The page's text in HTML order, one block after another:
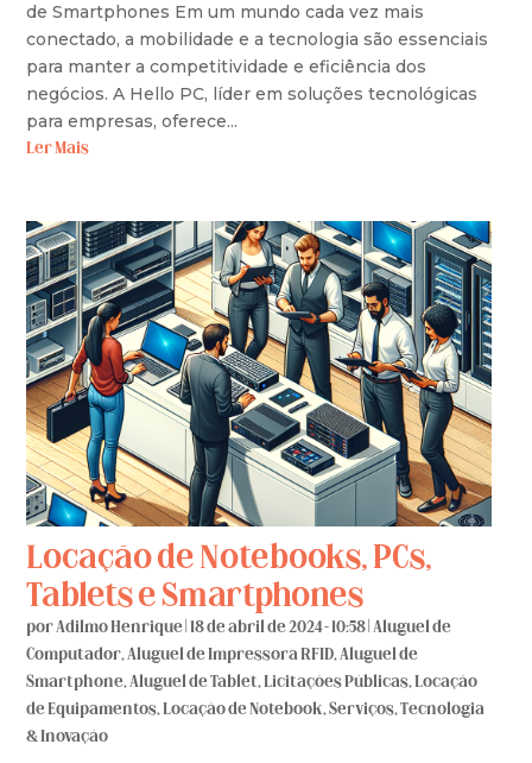
de Smartphones Em um mundo cada vez mais
conectado, a mobilidade e a tecnologia são essenciais
para manter a competitividade e eficiência dos
negócios. A Hello PC, líder em soluções tecnológicas
para empresas, oferece...
Ler Mais
Locação de Notebooks, PCs,
Tablets e Smartphones
porAdilmo Henrique| 18 de abril de 2024 - 10:58|Aluguel de
Computador,Aluguel de Impressora RFID,Aluguel de
Smartphone,Aluguel de Tablet,Licitações Públicas,Locação
de Equipamentos,Locação de Notebook,Serviços,Tecnologia
& Inovação